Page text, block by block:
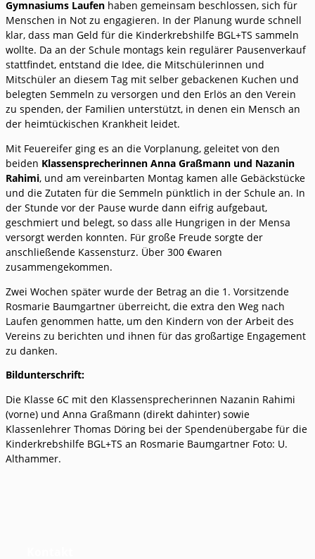
Gymnasiums Laufen haben gemeinsam beschlossen, sich für
Menschen in Not zu engagieren. In der Planung wurde schnell
klar, dass man Geld für die Kinderkrebshilfe BGL+TS sammeln
wollte. Da an der Schule montags kein regulärer Pausenverkauf
stattfindet, entstand die Idee, die Mitschülerinnen und
Mitschüler an diesem Tag mit selber gebackenen Kuchen und
belegten Semmeln zu versorgen und den Erlös an den Verein
zu spenden, der Familien unterstützt, in denen ein Mensch an
der heimtückischen Krankheit leidet.
Mit Feuereifer ging es an die Vorplanung, geleitet von den
beiden Klassensprecherinnen Anna Graßmann und Nazanin
Rahimi, und am vereinbarten Montag kamen alle Gebäckstücke
und die Zutaten für die Semmeln pünktlich in der Schule an. In
der Stunde vor der Pause wurde dann eifrig aufgebaut,
geschmiert und belegt, so dass alle Hungrigen in der Mensa
versorgt werden konnten. Für große Freude sorgte der
anschließende Kassensturz. Über 300 €waren
zusammengekommen.
Zwei Wochen später wurde der Betrag an die 1. Vorsitzende
Rosmarie Baumgartner überreicht, die extra den Weg nach
Laufen genommen hatte, um den Kindern von der Arbeit des
Vereins zu berichten und ihnen für das großartige Engagement
zu danken.
Bildunterschrift:
Die Klasse 6C mit den Klassensprecherinnen Nazanin Rahimi
(vorne) und Anna Graßmann (direkt dahinter) sowie
Klassenlehrer Thomas Döring bei der Spendenübergabe für die
Kinderkrebshilfe BGL+TS an Rosmarie Baumgartner Foto: U.
Althammer.